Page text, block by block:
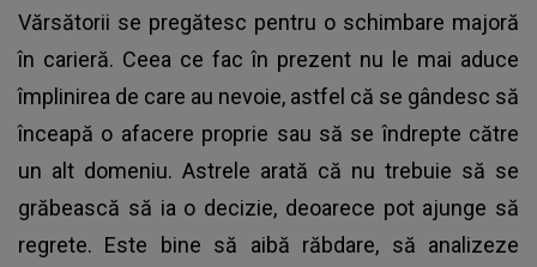
Vărsătorii se pregătesc pentru o schimbare majoră
în carieră. Ceea ce fac în prezent nu le mai aduce
împlinirea de care au nevoie, astfel că se gândesc să
înceapă o afacere proprie sau să se îndrepte către
un alt domeniu. Astrele arată că nu trebuie să se
grăbească să ia o decizie, deoarece pot ajunge să
regrete. Este bine să aibă răbdare, să analizeze